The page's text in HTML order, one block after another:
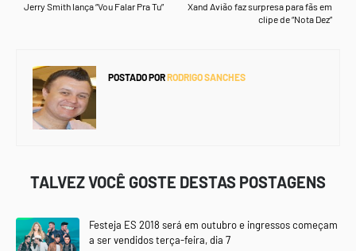
Xand Avião faz surpresa para fãs em
clipe de “Nota Dez”
Jerry Smith lança “Vou Falar Pra Tu”
POSTADO PORRODRIGO SANCHES
TALVEZ VOCÊ GOSTE DESTAS POSTAGENS
Festeja ES 2018 será em outubro e ingressos começam
a ser vendidos terça-feira, dia 7